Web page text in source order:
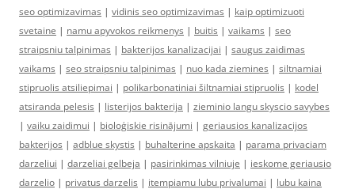
seo optimizavimas | vidinis seo optimizavimas | kaip optimizuoti
svetaine | namu apyvokos reikmenys | buitis | vaikams | seo
straipsniu talpinimas | bakterijos kanalizacijai | saugus zaidimas
vaikams | seo straipsniu talpinimas | nuo kada ziemines | siltnamiai
stipruolis atsiliepimai | polikarbonatiniai šiltnamiai stipruolis | kodel
atsiranda pelesis | listerijos bakterija | zieminio langu skyscio savybes
| vaiku zaidimui | bioloģiskie risinājumi | geriausios kanalizacijos
bakterijos | adblue skystis | buhalterine apskaita | parama privaciam
darzeliui | darzeliai gelbeja | pasirinkimas vilniuje | ieskome geriausio
darzelio | privatus darzelis | itempiamu lubu privalumai | lubu kaina